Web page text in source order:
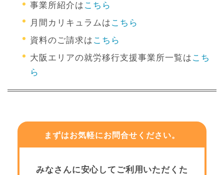
事業所紹介は こちら
月間カリキュラムは こちら
資料のご請求は こちら
大阪エリアの就労移行支援事業所一覧は こち
ら
まずはお気軽にお問合せください。
みなさんに安心してご利用いただくた